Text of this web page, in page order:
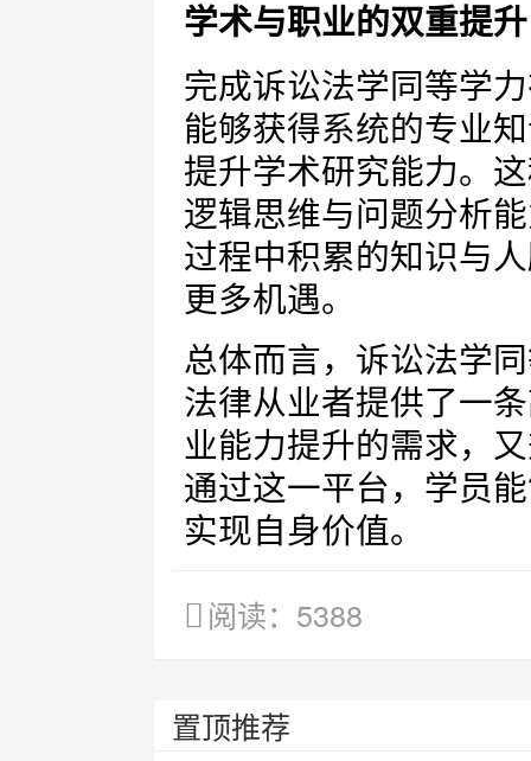
学术与职业的双重提升
完成诉讼法学同等学
能够获得系统的专业
提升学术研究能力。
逻辑思维与问题分析
过程中积累的知识与
更多机遇。
总体而言，诉讼法学
法律从业者提供了一
业能力提升的需求，
通过这一平台，学员
实现自身价值。
阅读：5388
置顶推荐